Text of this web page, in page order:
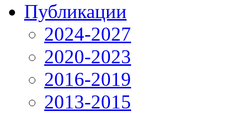
Публикации
2024-2027
2020-2023
2016-2019
2013-2015